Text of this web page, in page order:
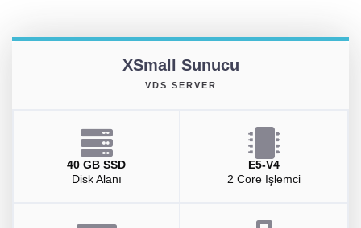
XSmall Sunucu
VDS SERVER
40 GB SSD
Disk Alanı
E5-V4
2 Core Işlemci